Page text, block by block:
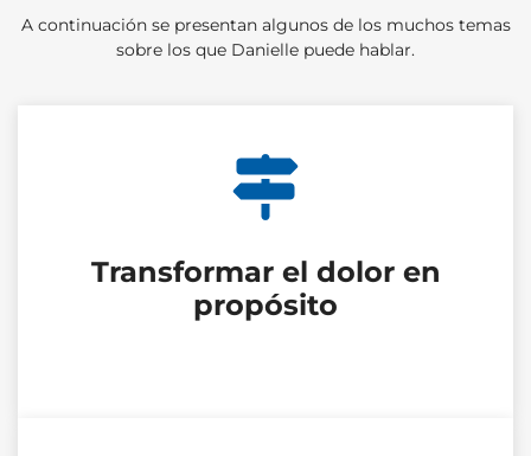
A continuación se presentan algunos de los muchos temas
sobre los que Danielle puede hablar.
Transformar el dolor en
propósito